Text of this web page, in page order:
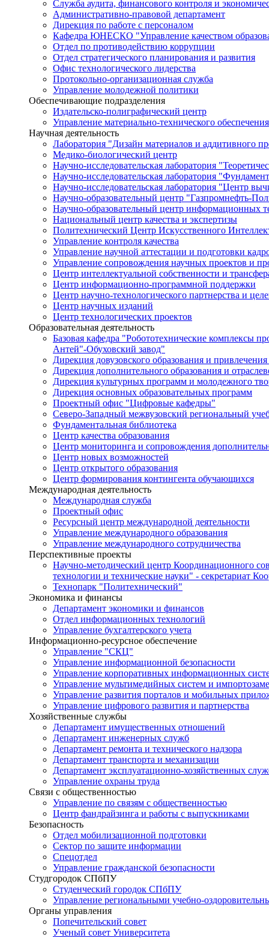
Служба аудита, финансового контроля и
Административно-правовой департамент
Дирекция по работе с персоналом
Кафедра ЮНЕСКО "Управление качеством
Отдел по противодействию коррупции
Отдел стратегического планирования и развития
Офис технологического лидерства
Протокольно-организационная служба
Управление молодежной политики
Обеспечивающие подразделения
Издательско-полиграфический центр
Управление материально-технического обеспечения
Научная деятельность
Лаборатория "Дизайн материалов и аддитивного
Медико-биологический центр
Научно-исследовательская лаборатория
Научно-исследовательская лаборатория
Научно-исследовательская лаборатория "Центр
Научно-образовательный центр "Газпромнефть-
Научно-образовательный центр информационных
Национальный центр качества и экспертизы
Политехнический Центр Искусственного
Управление контроля качества
Управление научной аттестации и подготовки
Управление сопровождения научных проектов и
Центр интеллектуальной собственности и
Центр информационно-программной поддержки
Центр научно-технологического партнерства и
Центр научных изданий
Центр технологических проектов
Образовательная деятельность
Базовая кафедра "Робототехнические комплексы
Антей"-Обуховский завод"
Дирекция довузовского образования и привлечения
Дирекция дополнительного образования и
Дирекция культурных программ и молодежного
Дирекция основных образовательных программ
Проектный офис "Цифровые кафедры"
Северо-Западный межвузовский региональный
Фундаментальная библиотека
Центр качества образования
Центр мониторинга и сопровождения
Центр новых возможностей
Центр открытого образования
Центр формирования контингента обучающихся
Международная деятельность
Международная служба
Проектный офис
Ресурсный центр международной деятельности
Управление международного образования
Управление международного сотрудничества
Перспективные проекты
Научно-методический центр Координационного
технологии и технические науки" - секретариат
Технопарк "Политехнический"
Экономика и финансы
Департамент экономики и финансов
Отдел информационных технологий
Управление бухгалтерского учета
Информационно-ресурсное обеспечение
Управление "СКЦ"
Управление информационной безопасности
Управление корпоративных информационных
Управление мультимедийных систем и
Управление развития порталов и мобильных
Управление цифрового развития и партнерства
Хозяйственные службы
Департамент имущественных отношений
Департамент инженерных служб
Департамент ремонта и технического надзора
Департамент транспорта и механизации
Департамент эксплуатационно-хозяйственных
Управление охраны труда
Связи с общественностью
Управление по связям с общественностью
Центр фандрайзинга и работы с выпускниками
Безопасность
Отдел мобилизационной подготовки
Сектор по защите информации
Спецотдел
Управление гражданской безопасности
Студгородок СПбПУ
Студенческий городок СПбПУ
Управление региональными учебно-
Органы управления
Попечительский совет
Ученый совет Университета